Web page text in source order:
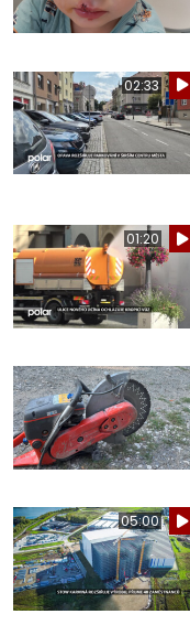
02:33
01:20
05:00